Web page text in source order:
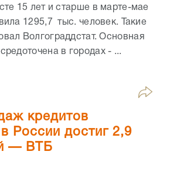
15 лет и старше в марте-мае
1295,7 тыс. человек. Такие
Волгограддстат. Основная
в городах - ...
кредитов
России достиг 2,9
— ВТБ